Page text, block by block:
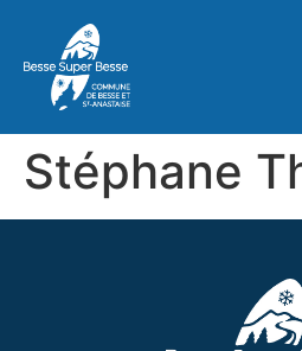
principal
Stéphane